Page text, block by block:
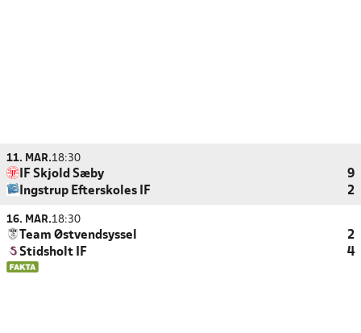
11. MAR.18:30
IF Skjold Sæby
9
Ingstrup Efterskoles IF
2
16. MAR.18:30
Team Østvendsyssel
2
Stidsholt IF
4